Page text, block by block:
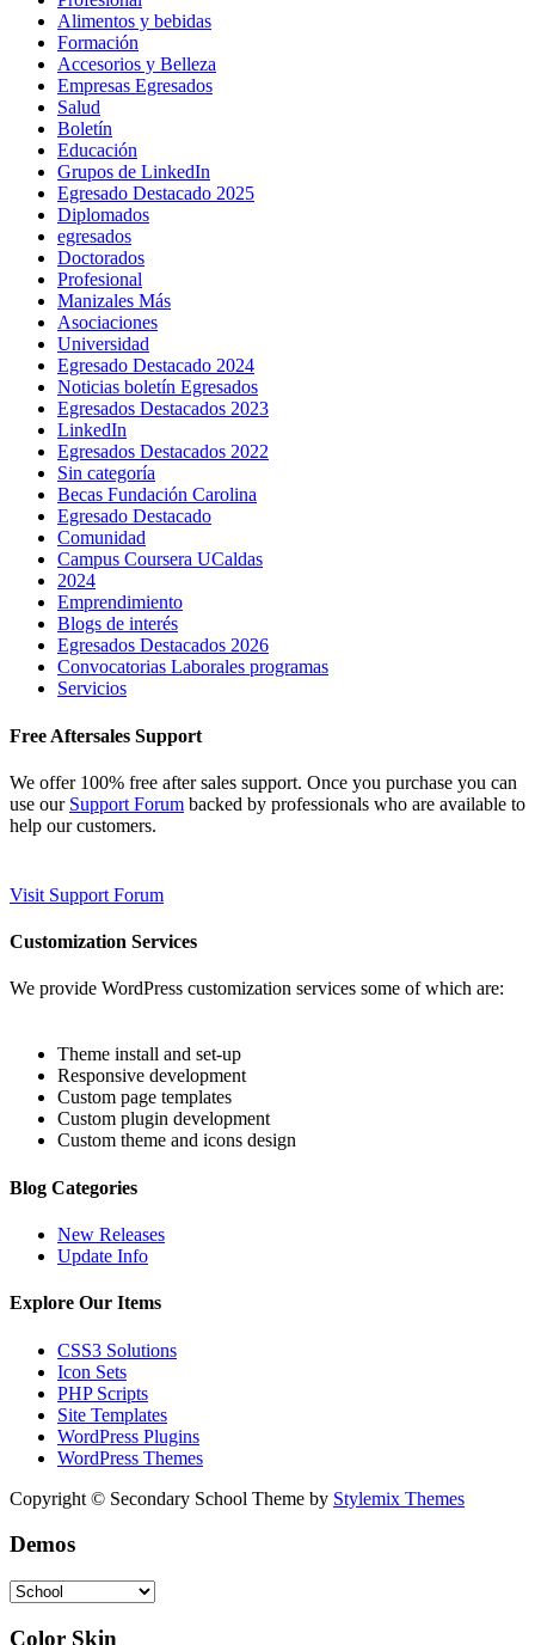
Alimentos y bebidas
Formación
Accesorios y Belleza
Empresas Egresados
Salud
Boletín
Educación
Grupos de LinkedIn
Egresado Destacado 2025
Diplomados
egresados
Doctorados
Profesional
Manizales Más
Asociaciones
Universidad
Egresado Destacado 2024
Noticias boletín Egresados
Egresados Destacados 2023
LinkedIn
Egresados Destacados 2022
Sin categoría
Becas Fundación Carolina
Egresado Destacado
Comunidad
Campus Coursera UCaldas
2024
Emprendimiento
Blogs de interés
Egresados Destacados 2026
Convocatorias Laborales programas
Servicios
Free Aftersales Support
We offer 100% free after sales support. Once you purchase you can
use our Support Forum backed by professionals who are available to
help our customers.
Visit Support Forum
Customization Services
We provide WordPress customization services some of which are:
Theme install and set-up
Responsive development
Custom page templates
Custom plugin development
Custom theme and icons design
Blog Categories
New Releases
Update Info
Explore Our Items
CSS3 Solutions
Icon Sets
PHP Scripts
Site Templates
WordPress Plugins
WordPress Themes
Copyright © Secondary School Theme by Stylemix Themes
Demos
Color Skin